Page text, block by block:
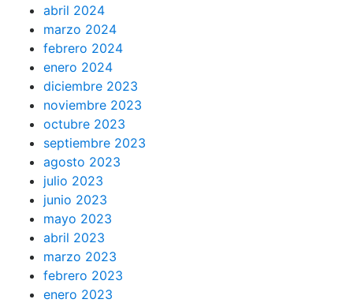
abril 2024
marzo 2024
febrero 2024
enero 2024
diciembre 2023
noviembre 2023
octubre 2023
septiembre 2023
agosto 2023
julio 2023
junio 2023
mayo 2023
abril 2023
marzo 2023
febrero 2023
enero 2023